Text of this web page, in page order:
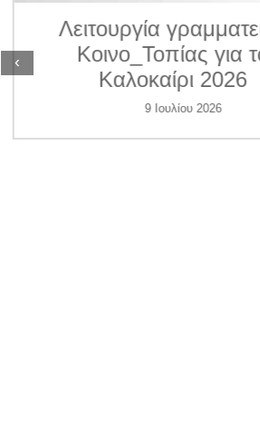
Λειτουργία
Κοινο_Τοπίας για το
Καλοκαίρι 2026
9 Ιουλίου 2026
‹